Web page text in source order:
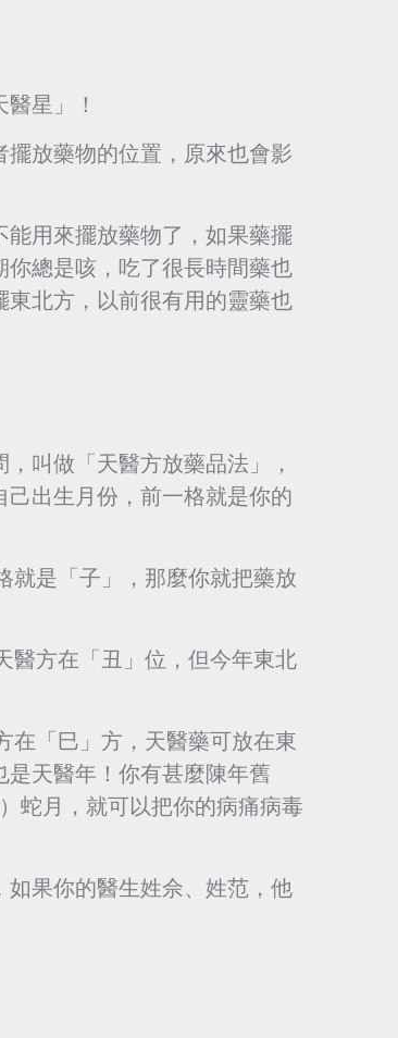
星」！
放藥物的位置，原來也會影
用來擺放藥物了，如果藥擺
總是咳，吃了很長時間藥也
北方，以前很有用的靈藥也
叫做「天醫方放藥品法」，
出生月份，前一格就是你的
就是「子」，那麼你就把藥放
醫方在「丑」位，但今年東北
在「巳」方，天醫藥可放在東
天醫年！你有甚麼陳年舊
蛇月，就可以把你的病痛病毒
果你的醫生姓佘、姓范，他